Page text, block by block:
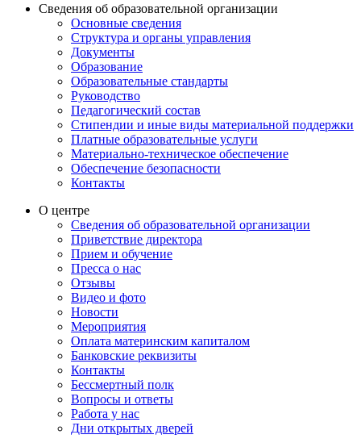
Сведения об образовательной организации
Основные сведения
Структура и органы управления
Документы
Образование
Образовательные стандарты
Руководство
Педагогический состав
Стипендии и иные виды материальной поддержки
Платные образовательные услуги
Материально-техническое обеспечение
Обеспечение безопасности
Контакты
О центре
Сведения об образовательной организации
Приветствие директора
Прием и обучение
Пресса о нас
Отзывы
Видео и фото
Новости
Мероприятия
Оплата материнским капиталом
Банковские реквизиты
Контакты
Бессмертный полк
Вопросы и ответы
Работа у нас
Дни открытых дверей